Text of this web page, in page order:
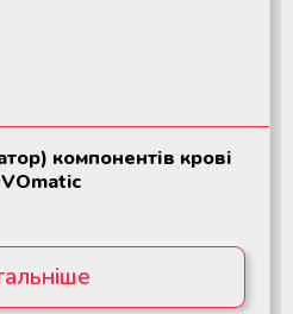
компонентів крові